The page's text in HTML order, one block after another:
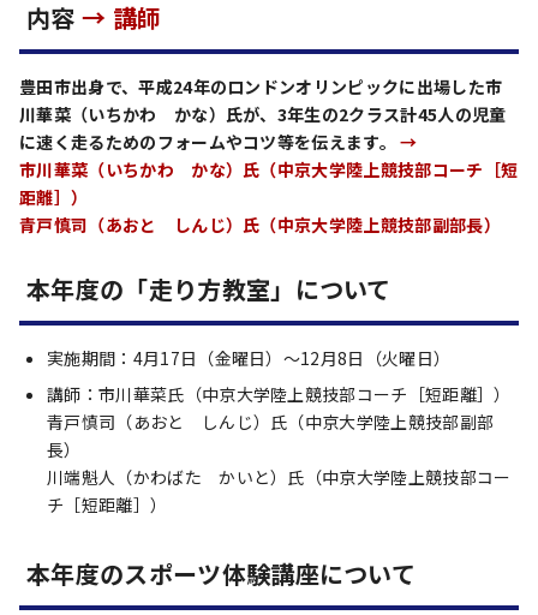
内容 → 講師
豊田市出身で、平成24年のロンドンオリンピックに出場した市
川華菜（いちかわ かな）氏が、3年生の2クラス計45人の児童
に速く走るためのフォームやコツ等を伝えます。→
市川華菜（いちかわ かな）氏（中京大学陸上競技部コーチ［短
距離］）
青戸慎司（あおと しんじ）氏（中京大学陸上競技部副部長）
本年度の「走り方教室」について
実施期間：4月17日（金曜日）～12月8日（火曜日）
講師：市川華菜氏（中京大学陸上競技部コーチ［短距離］）
青戸慎司（あおと しんじ）氏（中京大学陸上競技部副部
長）
川端魁人（かわばた かいと）氏（中京大学陸上競技部コー
チ［短距離］）
本年度のスポーツ体験講座について